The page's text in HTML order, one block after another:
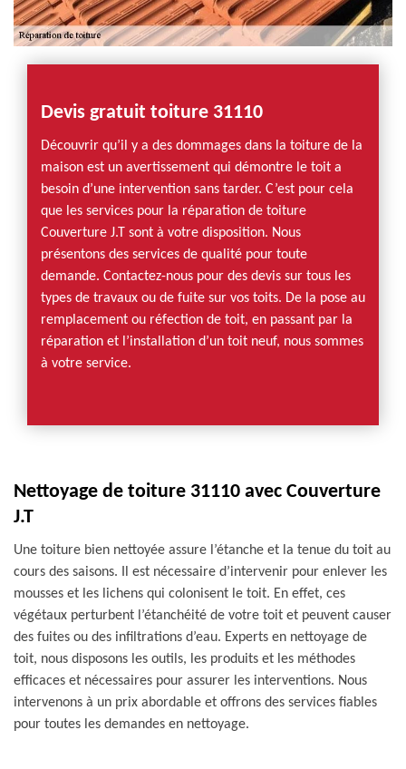
Devis gratuit toiture 31110
Découvrir qu’il y a des dommages dans la toiture de la
maison est un avertissement qui démontre le toit a
besoin d’une intervention sans tarder. C’est pour cela
que les services pour la réparation de toiture
Couverture J.T sont à votre disposition. Nous
présentons des services de qualité pour toute
demande. Contactez-nous pour des devis sur tous les
types de travaux ou de fuite sur vos toits. De la pose au
remplacement ou réfection de toit, en passant par la
réparation et l’installation d’un toit neuf, nous sommes
à votre service.
Nettoyage de toiture 31110 avec Couverture
J.T
Une toiture bien nettoyée assure l’étanche et la tenue du toit au
cours des saisons. Il est nécessaire d’intervenir pour enlever les
mousses et les lichens qui colonisent le toit. En effet, ces
végétaux perturbent l’étanchéité de votre toit et peuvent causer
des fuites ou des infiltrations d’eau. Experts en nettoyage de
toit, nous disposons les outils, les produits et les méthodes
efficaces et nécessaires pour assurer les interventions. Nous
intervenons à un prix abordable et offrons des services fiables
pour toutes les demandes en nettoyage.